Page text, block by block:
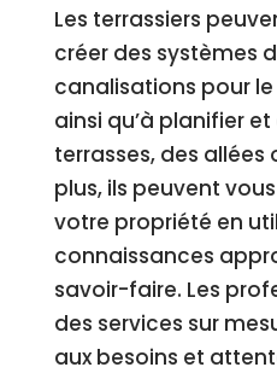
Les terrassiers
créer des systèmes
canalisations pour
ainsi qu’à planifier
terrasses, des allées
plus, ils peuvent
votre propriété en
connaissances
savoir-faire. Les
des services sur
aux besoins et